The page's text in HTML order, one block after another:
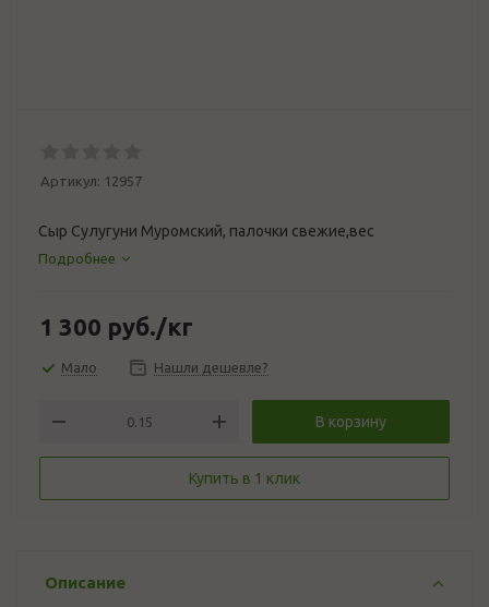
Артикул: 12957
Сыр Сулугуни Муромский, палочки свежие,вес
Подробнее
1 300 руб./кг
Мало Нашли дешевле?
В корзину
Купить в 1 клик
Описание